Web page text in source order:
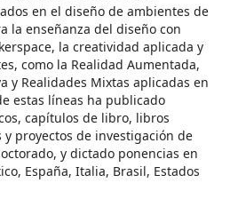
en el diseño de ambientes de
la enseñanza del diseño con
la creatividad aplicada y
como la Realidad Aumentada,
y Realidades Mixtas aplicadas en
estas líneas ha publicado
capítulos de libro, libros
proyectos de investigación de
y dictado ponencias en
España, Italia, Brasil, Estados